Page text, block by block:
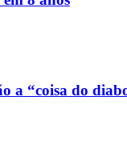
a “coisa do